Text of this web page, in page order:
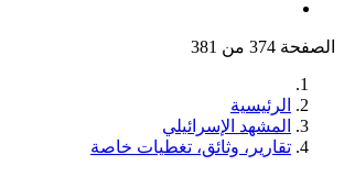
الصفحة 374 من 381
الرئيسية
المشهد الإسرائيلي
تقارير، وثائق، تغطيات خاصة